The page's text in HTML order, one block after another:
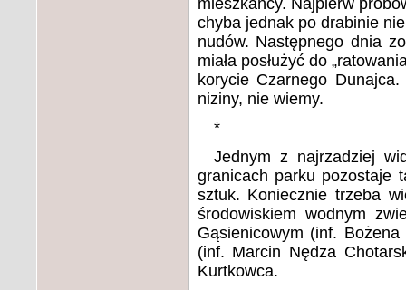
mieszkańcy. Najpierw
chyba jednak po drabinie
nudów. Następnego dnia
miała posłużyć do
korycie Czarnego
niziny, nie wiemy.
*
Jednym z najrzadziej
granicach parku pozostaje
sztuk. Koniecznie trzeba
środowiskiem wodnym
Gąsienicowym (inf.
(inf. Marcin Nędza
Kurtkowca.